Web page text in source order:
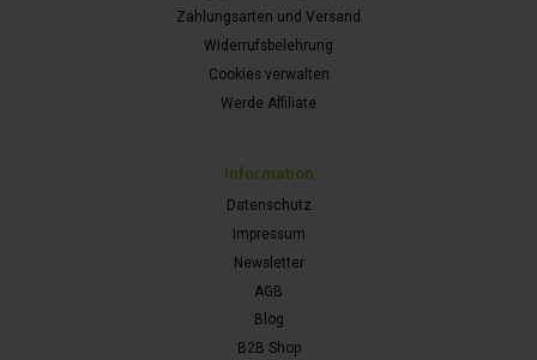
Zahlungsarten und Versand
Widerrufsbelehrung
Cookies verwalten
Werde Affiliate
Information
Datenschutz
Impressum
Newsletter
AGB
Blog
B2B Shop